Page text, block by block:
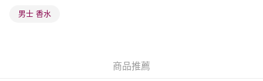
每筆HK$20.00，滿HK$100.00或以上免運費
每筆HK$20.00，滿HK$100.00或以上免運費
男士 香水
商品推薦